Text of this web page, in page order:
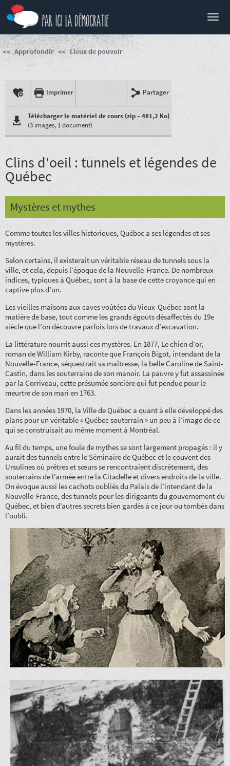
Menu
Approfondir Lieux de pouvoir
Imprimer Partager
Télécharger le matériel de cours (zip – 481,2 Ko)
(3 images, 1 document)
Clins d'oeil : tunnels et légendes de
Québec
Mystères et mythes
Comme toutes les villes historiques, Québec a ses légendes et ses
mystères.
Selon certains, il existerait un véritable réseau de tunnels sous la
ville, et cela, depuis l’époque de la Nouvelle-France. De nombreux
indices, typiques à Québec, sont à la base de cette croyance qui en
captive plus d’un.
Les vieilles maisons aux caves voûtées du Vieux-Québec sont la
matière de base, tout comme les grands égouts désaffectés du 19e
siècle que l’on découvre parfois lors de travaux d’excavation.
La littérature nourrit aussi ces mystères. En 1877, Le chien d’or,
roman de William Kirby, raconte que François Bigot, intendant de la
Nouvelle-France, séquestrait sa maîtresse, la belle Caroline de Saint-
Castin, dans les souterrains de son manoir. La pauvre y fut assassinée
par la Corriveau, cette présumée sorcière qui fut pendue pour le
meurtre de son mari en 1763.
Dans les années 1970, la Ville de Québec a quant à elle développé des
plans pour un véritable « Québec souterrain » un peu à l’image de ce
qui se construisait au même moment à Montréal.
Au fil du temps, une foule de mythes se sont largement propagés : il y
aurait des tunnels entre le Séminaire de Québec et le couvent des
Ursulines où prêtres et sœurs se rencontraient discrètement, des
souterrains de l’armée entre la Citadelle et divers endroits de la ville.
On évoque aussi les cachots oubliés du Palais de l’intendant de la
Nouvelle-France, des tunnels pour les dirigeants du gouvernement du
Québec, et bien d’autres secrets bien gardés à ce jour ou tombés dans
l’oubli.